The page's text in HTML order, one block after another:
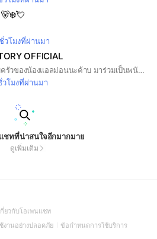
วโมงที่ผ่านมา
OFFICIAL
ยินดีต้อนรับสู่ครอบครัวของน้องแอลม่อนนะค้าบ มาร่วมเป็นพนักงาน(แฟนคลับ)ที่น่ารัก เผื่อผลิตแอลม่อนที่มีคุณภาพ และน่ารักสดใสสู่สายตาชาวโลกกันเถอะ 🥰💙 [ Almond Factory Official Fanbase ] #Almondbabybigboy #Lovesick2024 #ปุณณ์โน่ #AlmondProgress
วโมงที่ผ่านมา
ชทที่น่าสนใจอีกมากมาย
ดูเพิ่มเติม
กี่ยวกับโอเพนแชท(Open
in
งานอย่างปลอดภัย(Open
ข้อกำหนดการใช้บริการ(Open